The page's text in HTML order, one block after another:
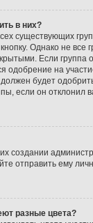
в них?
существующих
Однако не
Если
одобрение на
будет
если он отклонил
создании
отправить ему
разные цвета?